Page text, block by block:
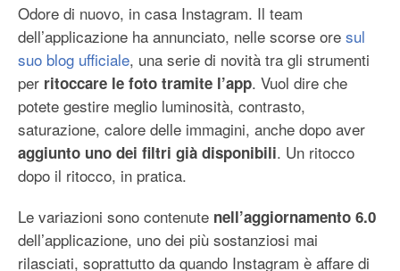
Odore di nuovo, in casa Instagram. Il team
dell’applicazione ha annunciato, nelle scorse ore sul
suo blog ufficiale, una serie di novità tra gli strumenti
per ritoccare le foto tramite l’app. Vuol dire che
potete gestire meglio luminosità, contrasto,
saturazione, calore delle immagini, anche dopo aver
aggiunto uno dei filtri già disponibili. Un ritocco
dopo il ritocco, in pratica.
Le variazioni sono contenute nell’aggiornamento 6.0
dell’applicazione, uno dei più sostanziosi mai
rilasciati, soprattutto da quando Instagram è affare di